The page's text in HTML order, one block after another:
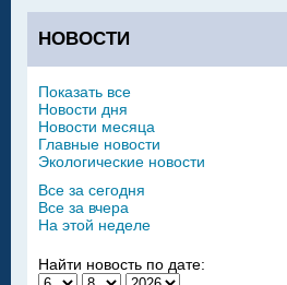
НОВОСТИ
Показать все
Новости дня
Новости месяца
Главные новости
Экологические новости
Все за сегодня
Все за вчера
На этой неделе
Найти новость по дате: